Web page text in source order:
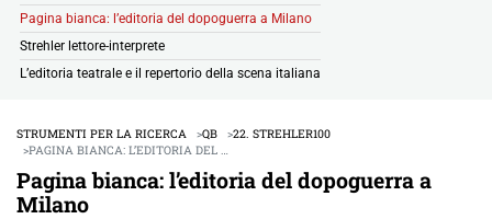
Pagina bianca: l’editoria del dopoguerra a Milano
Strehler lettore-interprete
L’editoria teatrale e il repertorio della scena italiana
STRUMENTI PER LA RICERCA QB
22. STREHLER100
PAGINA BIANCA: L’EDITORIA DEL …
Pagina bianca: l’editoria del dopoguerra a
Milano